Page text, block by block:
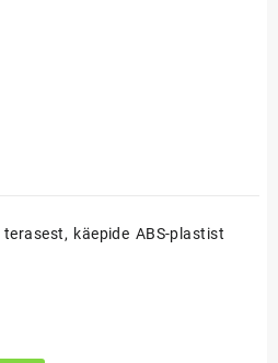
käepide ABS-plastist